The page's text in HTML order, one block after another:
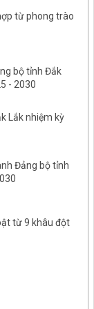
từ phong trào
bộ tỉnh Đắk
- 2030
Lắk nhiệm kỳ
Đảng bộ tỉnh
từ 9 khâu đột